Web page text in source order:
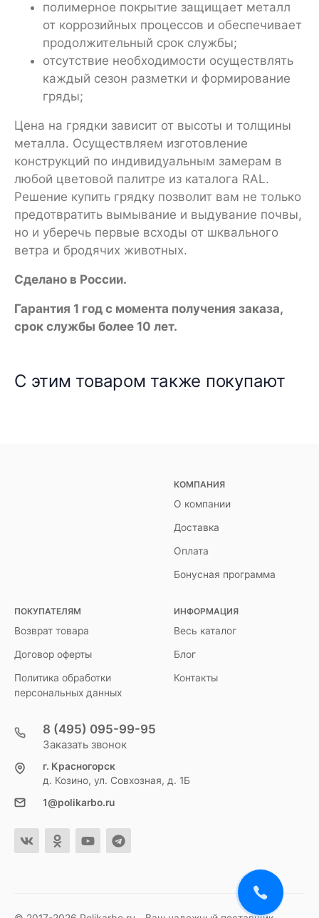
полимерное покрытие защищает металл
от коррозийных процессов и обеспечивает
продолжительный срок службы;
отсутствие необходимости осуществлять
каждый сезон разметки и формирование
гряды;
Цена на грядки зависит от высоты и толщины
металла. Осуществляем изготовление
конструкций по индивидуальным замерам в
любой цветовой палитре из каталога RAL.
Решение купить грядку позволит вам не только
предотвратить вымывание и выдувание почвы,
но и уберечь первые всходы от шквального
ветра и бродячих животных.
Сделано в России.
Гарантия 1 год с момента получения заказа,
срок службы более 10 лет.
С этим товаром также покупают
КОМПАНИЯ
О компании
Доставка
Оплата
Бонусная программа
ПОКУПАТЕЛЯМ
Возврат товара
Договор оферты
Политика обработки
персональных данных
ИНФОРМАЦИЯ
Весь каталог
Блог
Контакты
8 (495) 095-99-95
Заказать звонок
г. Красногорск
д. Козино, ул. Совхозная, д. 1Б
1@polikarbo.ru